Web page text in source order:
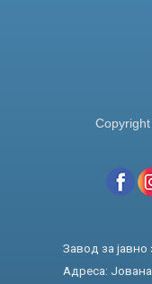
Завод за
Адреса: